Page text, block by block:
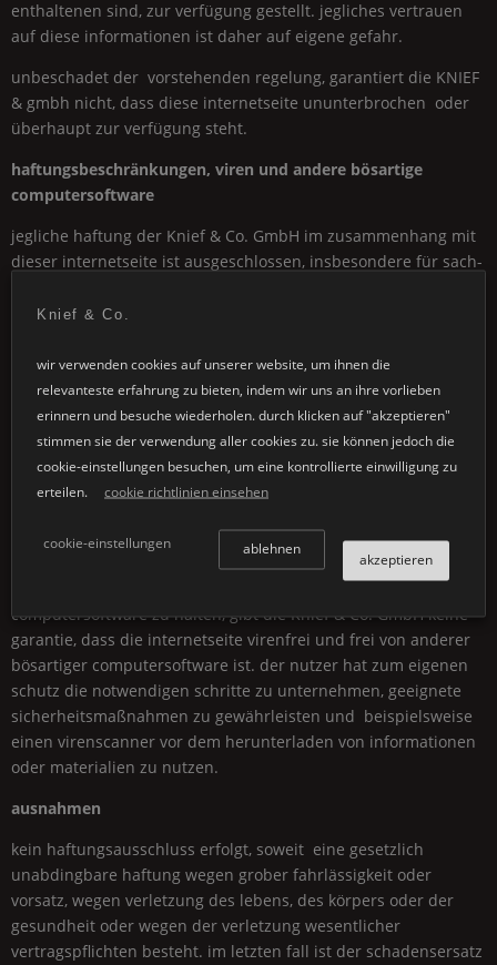
enthaltenen sind, zur verfügung gestellt. jegliches vertrauen
auf diese informationen ist daher auf eigene gefahr.
unbeschadet der vorstehenden regelung, garantiert die KNIEF
& gmbh nicht, dass diese internetseite ununterbrochen oder
überhaupt zur verfügung steht.
haftungsbeschränkungen, viren und andere bösartige
computersoftware
jegliche haftung der Knief & Co. GmbH im zusammenhang mit
dieser internetseite ist ausgeschlossen, insbesondere für sach-
oder auf andere weise.
oder sonstige beschreibungen enthalten, die bei einzelnen
produkten in bestimmten fällen ( beispielsweise auf grund von
dieKnief & Co.GmbHübernimmt keine haftung für die inhalte
externer links. für den inhalt der verlinkten seiten tragen
GmbHstets bemüht ist, diese
internetseite frei von viren und anderer bösartiger
computersoftware zu halten, gibt dieKnief & Co.GmbHkeine
garantie, dass die internetseite virenfrei und frei von anderer
bösartiger computersoftware ist. der nutzer hat zum eigenen
schutz die notwendigen schritte zu unternehmen, geeignete
sicherheitsmaßnahmen zu gewährleisten und beispielsweise
einen virenscanner vor dem herunterladen von informationen
oder materialien zu nutzen.
ausnahmen
kein haftungsausschluss erfolgt, soweit eine gesetzlich
unabdingbare haftung wegen grober fahrlässigkeit oder
vorsatz, wegen verletzung des lebens, des körpers oder der
gesundheit oder wegen der verletzung wesentlicher
vertragspflichten besteht. im letzten fall ist der schadensersatz
Knief & Co.
wir verwenden cookies auf unserer website, um ihnen die
relevanteste erfahrung zu bieten, indem wir uns an ihre vorlieben
erinnern und besuche wiederholen. durch klicken auf "akzeptieren"
stimmen sie der verwendung aller cookies zu. sie können jedoch die
cookie-einstellungen besuchen, um eine kontrollierte einwilligung zu
erteilen.
cookie richtlinien einsehen
cookie-einstellungen
akzeptieren
ablehnen